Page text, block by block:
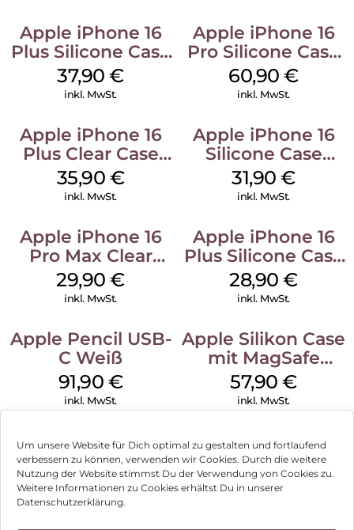
Um unsere Website für Dich optimal zu gestalten und fortlaufend
verbessern zu können, verwenden wir Cookies. Durch die weitere
Nutzung der Website stimmst Du der Verwendung von Cookies zu.
Weitere Informationen zu Cookies erhältst Du in unserer
Datenschutzerklärung.
Apple iPhone 16
Plus Silicone Case
MagSafe Lake
Green
37,90€
inkl. MwSt.
Apple iPhone 16
Pro Silicone Case
MagSafe Stone
Gray
60,90€
inkl. MwSt.
Apple iPhone 16
Plus Clear Case
MagSafe
Transparent
35,90 €
inkl. MwSt.
Apple iPhone 16
Silicone Case
MagSafe Fuchsia
31,90€
inkl. MwSt.
Apple iPhone 16
Pro Max Clear
Case MagSafe
Transparent
29,90€
inkl. MwSt.
Apple iPhone 16
Plus Silicone Case
MagSafe Black
28,90€
inkl. MwSt.
Apple Pencil USB-
C Weiß
91,90 €
inkl. MwSt.
Apple Silikon Case
mit MagSafe
iPhone 14 Pro
(PRODUCT)RED
57,90€
inkl. MwSt.
Impressum